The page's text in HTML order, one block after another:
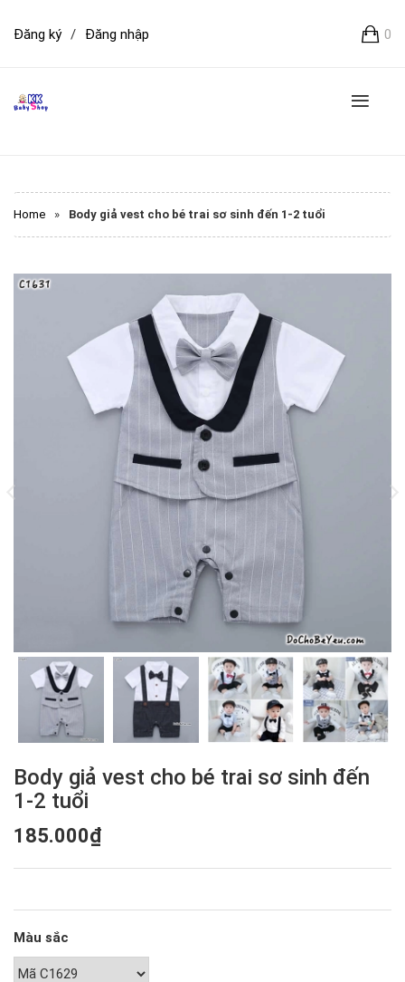
0
Đăng ký / Đăng nhập
Home » Body giả vest cho bé trai sơ sinh đến 1-2 tuổi
Body giả vest cho bé trai sơ sinh đến
1-2 tuổi
185.000₫
Màu sắc